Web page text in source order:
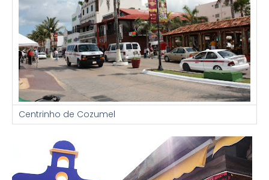
Centrinho de Cozumel